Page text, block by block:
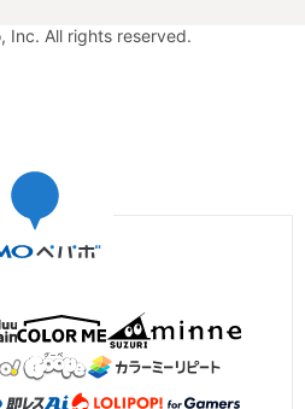
Inc. All rights reserved.